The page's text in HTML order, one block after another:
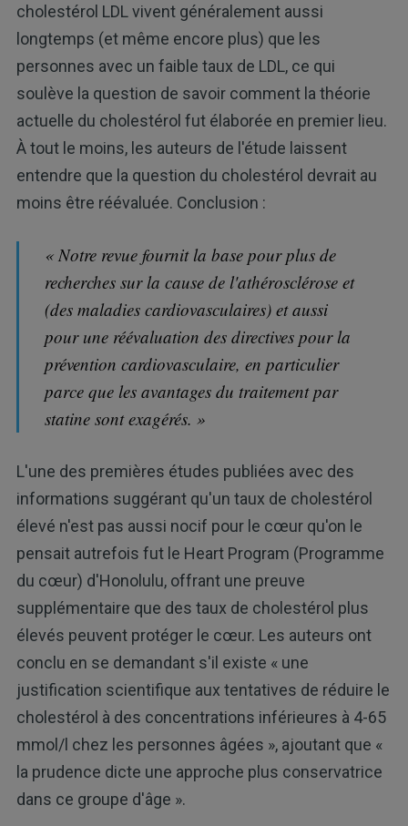
cholestérol LDL vivent généralement aussi
longtemps (et même encore plus) que les
personnes avec un faible taux de LDL, ce qui
soulève la question de savoir comment la théorie
actuelle du cholestérol fut élaborée en premier lieu.
À tout le moins, les auteurs de l'étude laissent
entendre que la question du cholestérol devrait au
moins être réévaluée. Conclusion :
« Notre revue fournit la base pour plus de
recherches sur la cause de l'athérosclérose et
(des maladies cardiovasculaires) et aussi
pour une réévaluation des directives pour la
prévention cardiovasculaire, en particulier
parce que les avantages du traitement par
statine sont exagérés. »
L'une des premières études publiées avec des
informations suggérant qu'un taux de cholestérol
élevé n'est pas aussi nocif pour le cœur qu'on le
pensait autrefois fut le Heart Program (Programme
du cœur) d'Honolulu, offrant une preuve
supplémentaire que des taux de cholestérol plus
élevés peuvent protéger le cœur. Les auteurs ont
conclu en se demandant s'il existe « une
justification scientifique aux tentatives de réduire le
cholestérol à des concentrations inférieures à 4-65
mmol/l chez les personnes âgées », ajoutant que «
la prudence dicte une approche plus conservatrice
dans ce groupe d'âge ».